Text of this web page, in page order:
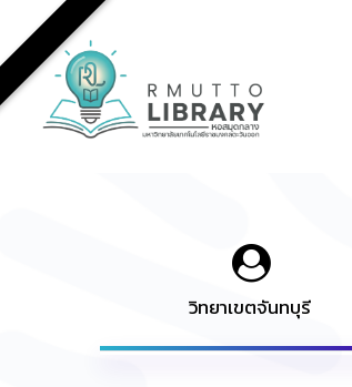
main
content
วิทยาเขตจันทบุรี